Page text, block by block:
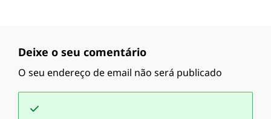
Deixe o seu comentário
O seu endereço de email não será publicado